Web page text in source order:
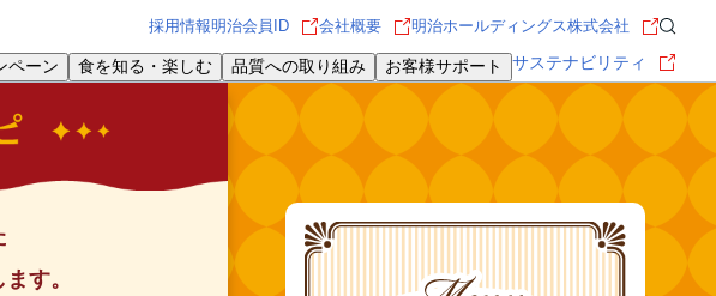
ペーン 食を知る・楽しむ 品質への取り組み お客様サポート サステナビリティ
採用情報明治会員ID 会社概要 明治ホールディングス株式会社
す。